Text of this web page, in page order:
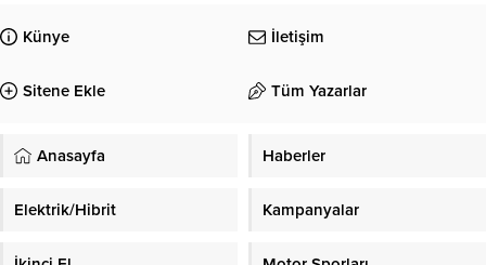
Künye İletişim
Sitene Ekle Tüm Yazarlar
Anasayfa Haberler
Elektrik/Hibrit Kampanyalar